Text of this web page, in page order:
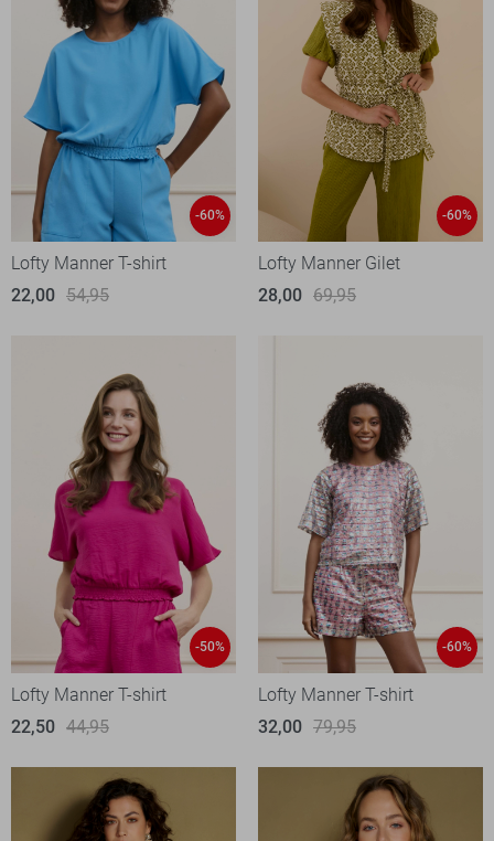
-60%
Lofty Manner T-shirt
22,00 54,95
-60%
Lofty Manner Gilet
28,00 69,95
-50%
Lofty Manner T-shirt
22,50 44,95
-60%
Lofty Manner T-shirt
32,00 79,95